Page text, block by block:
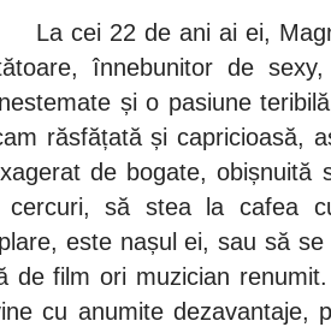
La cei 22 de ani ai ei,
înnebunitor de
și o pasiune
răsfățată și capricioasă,
de bogate, obișnuită
cercuri, să stea la cafea
este nașul ei, sau să
de film ori muzician
cu anumite dezavantaje,